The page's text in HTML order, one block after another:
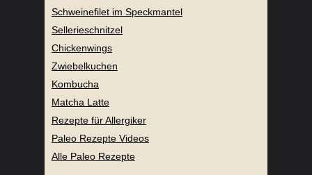
Schweinefilet im Speckmantel
Sellerieschnitzel
Chickenwings
Zwiebelkuchen
Kombucha
Matcha Latte
Rezepte für Allergiker
Paleo Rezepte Videos
Alle Paleo Rezepte